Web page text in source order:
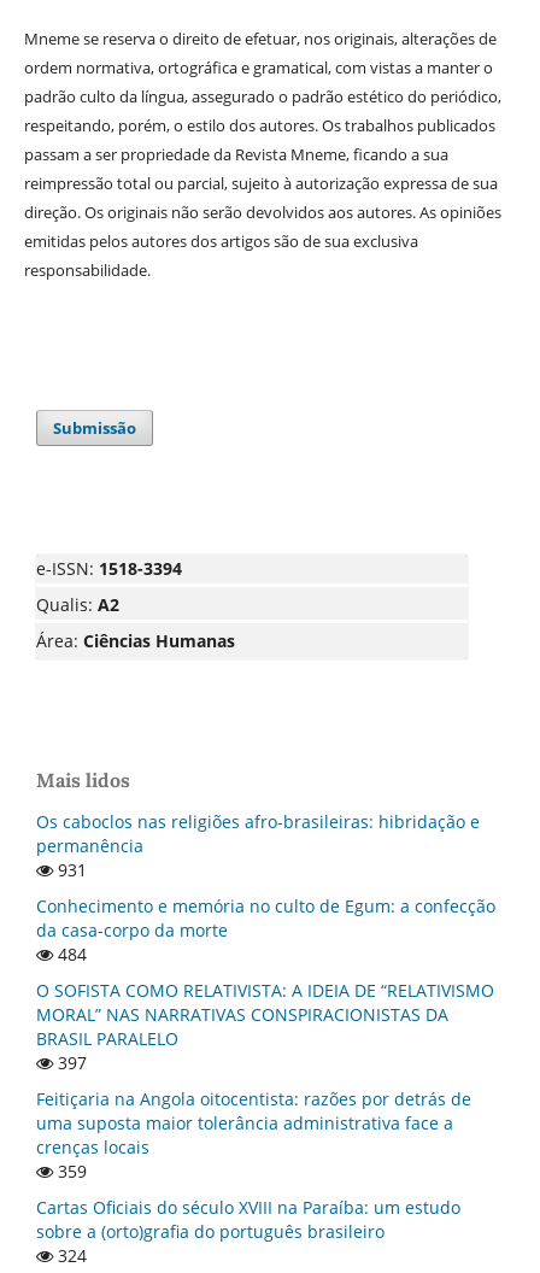
Mneme se reserva o direito de efetuar, nos originais, alterações de
ordem normativa, ortográfica e gramatical, com vistas a manter o
padrão culto da língua, assegurado o padrão estético do periódico,
respeitando, porém, o estilo dos autores. Os trabalhos publicados
passam a ser propriedade da Revista Mneme, ficando a sua
reimpressão total ou parcial, sujeito à autorização expressa de sua
direção. Os originais não serão devolvidos aos autores. As opiniões
emitidas pelos autores dos artigos são de sua exclusiva
responsabilidade.
Submissão
e-ISSN: 1518-3394
Qualis: A2
Área: Ciências Humanas
Mais lidos
Os caboclos nas religiões afro-brasileiras: hibridação e
permanência
931
Conhecimento e memória no culto de Egum: a confecção
da casa-corpo da morte
484
O SOFISTA COMO RELATIVISTA: A IDEIA DE “RELATIVISMO
MORAL” NAS NARRATIVAS CONSPIRACIONISTAS DA
BRASIL PARALELO
397
Feitiçaria na Angola oitocentista: razões por detrás de
uma suposta maior tolerância administrativa face a
crenças locais
359
Cartas Oficiais do século XVIII na Paraí­ba: um estudo
sobre a (orto)grafia do português brasileiro
324